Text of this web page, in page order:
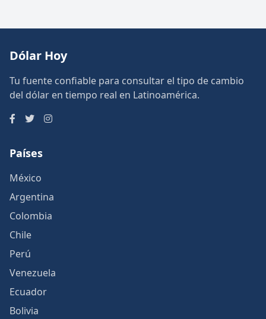
Dólar Hoy
Tu fuente confiable para consultar el tipo de cambio
del dólar en tiempo real en Latinoamérica.
Países
México
Argentina
Colombia
Chile
Perú
Venezuela
Ecuador
Bolivia